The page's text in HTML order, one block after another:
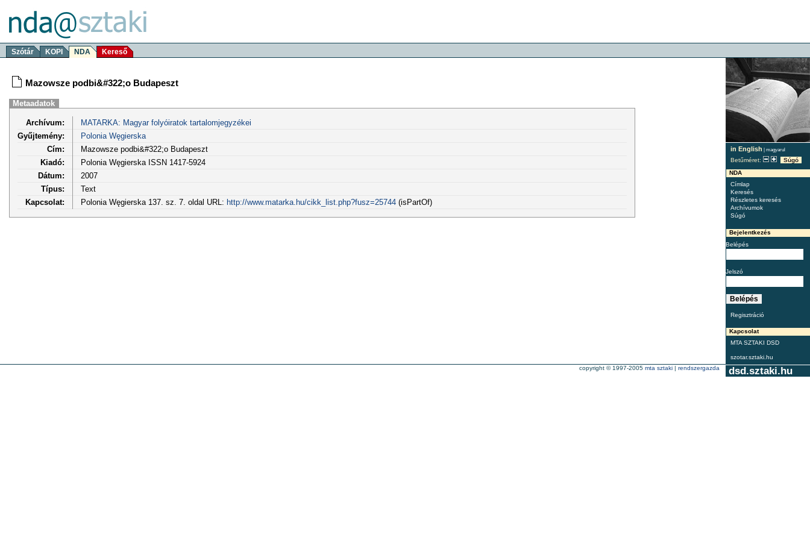
Szótár KOPI NDA Kereső
in English | magyarul
Betűméret:
Súgó
NDA
Címlap
Keresés
Részletes keresés
Archívumok
Súgó
Bejelentkezés
Belépés
Jelszó
Regisztráció
Kapcsolat
MTA SZTAKI DSD
szotar.sztaki.hu
Mazowsze podbi&#322;o Budapeszt
Metaadatok
Archívum:
MATARKA: Magyar folyóiratok tartalomjegyzékei
Gyűjtemény:
Polonia Węgierska
Cím:
Mazowsze podbi&#322;o Budapeszt
Kiadó:
Polonia Węgierska ISSN 1417-5924
Dátum:
2007
Típus:
Text
Kapcsolat:
Polonia Węgierska 137. sz. 7. oldal URL: http://www.matarka.hu/cikk_list.php?fusz=25744(isPartOf)
dsd.sztaki.hu
copyright © 1997-2005 mta sztaki | rendszergazda